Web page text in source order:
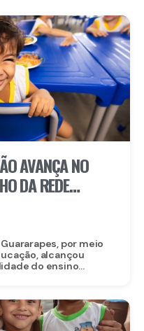
AVANÇA NO
DA REDE
por meio
alcançou
do ensino...